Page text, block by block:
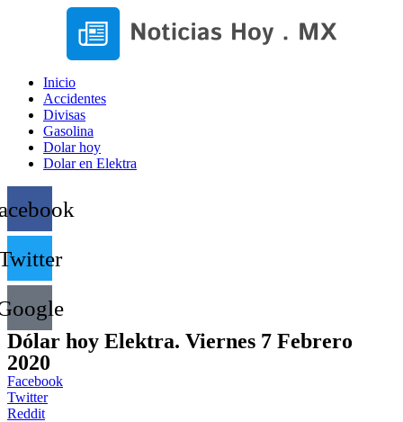
Inicio
Accidentes
Divisas
Gasolina
Dolar hoy
Dolar en Elektra
Dólar hoy Elektra. Viernes 7 Febrero
2020
Facebook
Twitter
Reddit